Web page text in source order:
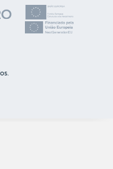
cookies ou